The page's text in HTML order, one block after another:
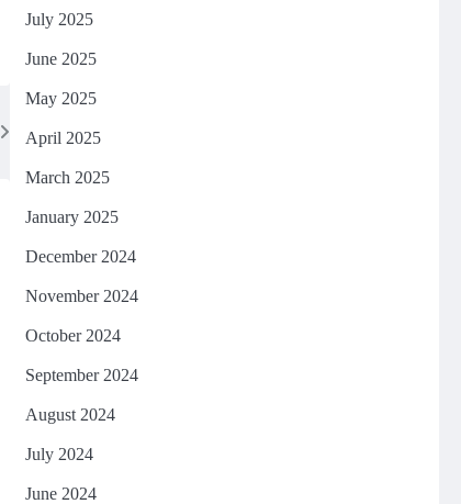
July 2025
June 2025
May 2025
April 2025
March 2025
January 2025
December 2024
November 2024
October 2024
September 2024
August 2024
July 2024
June 2024